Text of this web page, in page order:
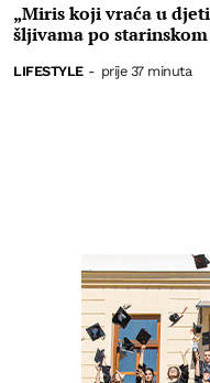
„Miris koji vraća u
šljivama po
LIFESTYLE - prije 37 minuta